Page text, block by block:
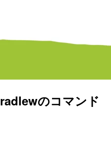
のコマンド